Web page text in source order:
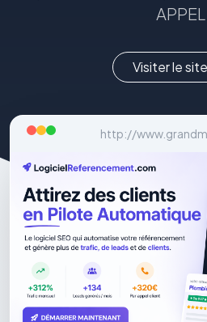
APPEL
Visiter le site
http://